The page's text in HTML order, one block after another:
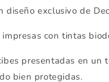
diseño exclusivo de
impresas con tintas
presentadas en un
bien protegidas.